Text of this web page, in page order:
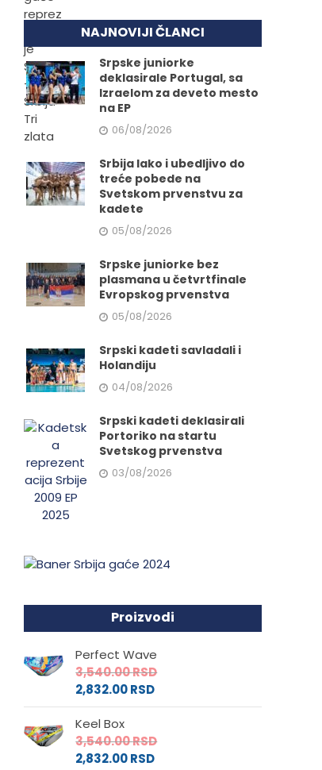
NAJNOVIJI ČLANCI
Srpske juniorke
deklasirale Portugal, sa
Izraelom za deveto mesto
na EP
06/08/2026
Srbija lako i ubedljivo do
treće pobede na
Svetskom prvenstvu za
kadete
05/08/2026
Srpske juniorke bez
plasmana u četvrtfinale
Evropskog prvenstva
05/08/2026
Srpski kadeti savladali i
Holandiju
04/08/2026
Srpski kadeti deklasirali
Portoriko na startu
Svetskog prvenstva
03/08/2026
Proizvodi
Perfect Wave
3,540.00RSD
2,832.00RSD
Keel Box
3,540.00RSD
2,832.00RSD